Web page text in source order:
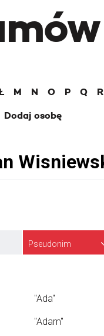
M N O P Q R
Dodaj osobę
Pseudonim
"Ada"
"Adam"